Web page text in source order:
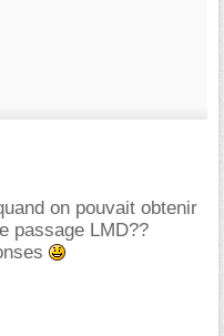
on pouvait obtenir
passage LMD??